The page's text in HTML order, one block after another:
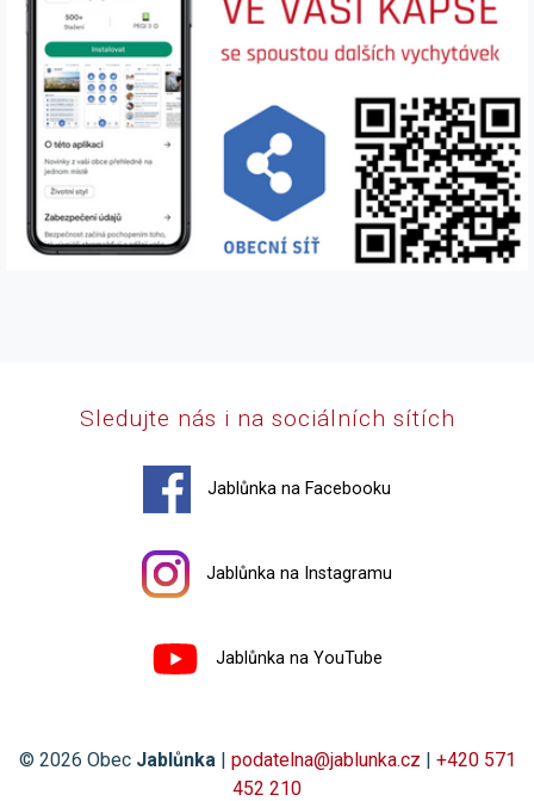
Sledujte nás i na sociálních sítích
Jablůnka na Facebooku
Jablůnka na Instagramu
Jablůnka na YouTube
© 2026 Obec Jablůnka | podatelna@jablunka.cz | +420 571
452 210